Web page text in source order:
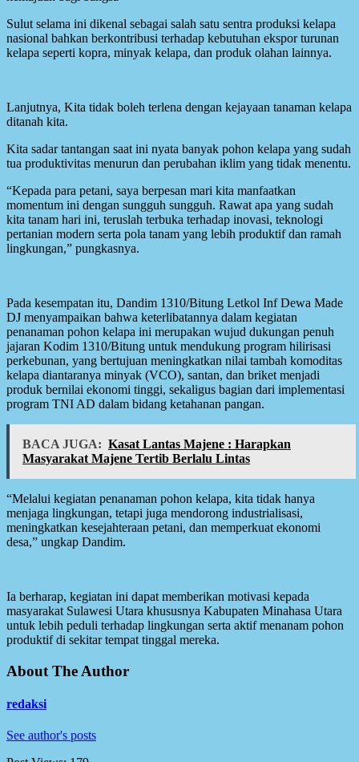
Sulut selama ini dikenal sebagai salah satu sentra produksi kelapa
nasional bahkan berkontribusi terhadap kebutuhan ekspor turunan
kelapa seperti kopra, minyak kelapa, dan produk olahan lainnya.
Lanjutnya, Kita tidak boleh terlena dengan kejayaan tanaman kelapa
ditanah kita.
Kita sadar tantangan saat ini nyata banyak pohon kelapa yang sudah
tua produktivitas menurun dan perubahan iklim yang tidak menentu.
“Kepada para petani, saya berpesan mari kita manfaatkan
momentum ini dengan sungguh sungguh. Rawat apa yang sudah
kita tanam hari ini, teruslah terbuka terhadap inovasi, teknologi
pertanian modern serta pola tanam yang lebih produktif dan ramah
lingkungan,” pungkasnya.
Pada kesempatan itu, Dandim 1310/Bitung Letkol Inf Dewa Made
DJ menyampaikan bahwa keterlibatannya dalam kegiatan
penanaman pohon kelapa ini merupakan wujud dukungan penuh
jajaran Kodim 1310/Bitung untuk mendukung program hilirisasi
perkebunan, yang bertujuan meningkatkan nilai tambah komoditas
kelapa diantaranya minyak (VCO), santan, dan briket menjadi
produk bernilai ekonomi tinggi, sekaligus bagian dari implementasi
program TNI AD dalam bidang ketahanan pangan.
BACA JUGA: Kasat Lantas Majene : Harapkan
Masyarakat Majene Tertib Berlalu Lintas
“Melalui kegiatan penanaman pohon kelapa, kita tidak hanya
menjaga lingkungan, tetapi juga mendorong industrialisasi,
meningkatkan kesejahteraan petani, dan memperkuat ekonomi
desa,” ungkap Dandim.
Ia berharap, kegiatan ini dapat memberikan motivasi kepada
masyarakat Sulawesi Utara khususnya Kabupaten Minahasa Utara
untuk lebih peduli terhadap lingkungan serta aktif menanam pohon
produktif di sekitar tempat tinggal mereka.
About The Author
redaksi
See author's posts